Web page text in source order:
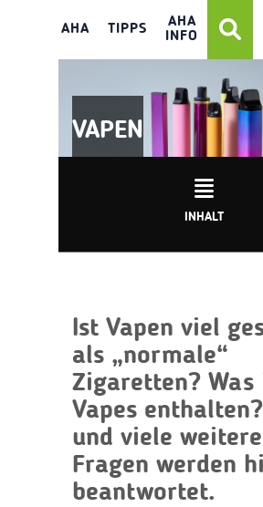
AHA TIPPS
AHA
INFO
VAPEN
INHALT
Ist Vapen viel
als „normale“
Zigaretten? Was
Vapes
und viele weitere
Fragen werden
beantwortet.